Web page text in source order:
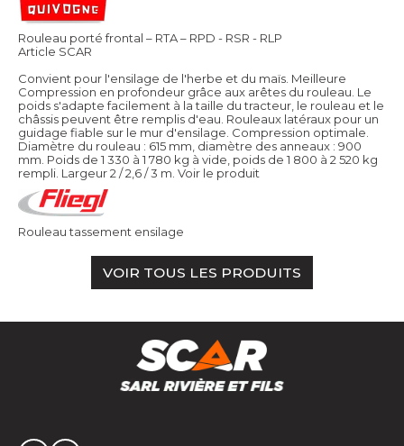
Rouleau porté frontal – RTA – RPD - RSR - RLP
Article SCAR
Convient pour l'ensilage de l'herbe et du maïs. Meilleure
Compression en profondeur grâce aux arêtes du rouleau. Le
poids s'adapte facilement à la taille du tracteur, le rouleau et le
châssis peuvent être remplis d'eau. Rouleaux latéraux pour un
guidage fiable sur le mur d'ensilage. Compression optimale.
Diamètre du rouleau : 615 mm, diamètre des anneaux : 900
mm. Poids de 1 330 à 1 780 kg à vide, poids de 1 800 à 2 520 kg
rempli. Largeur 2 / 2,6 / 3 m. Voir le produit
Rouleau tassement ensilage
VOIR TOUS LES PRODUITS